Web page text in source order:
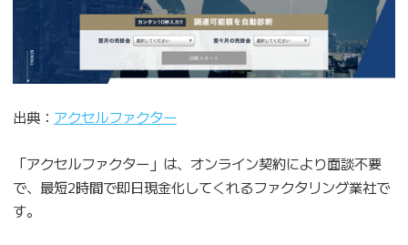
出典： アクセルファクター
「アクセルファクター」は、オンライン契約により面談不要
で、最短2時間で即日現金化してくれるファクタリング業社で
す。